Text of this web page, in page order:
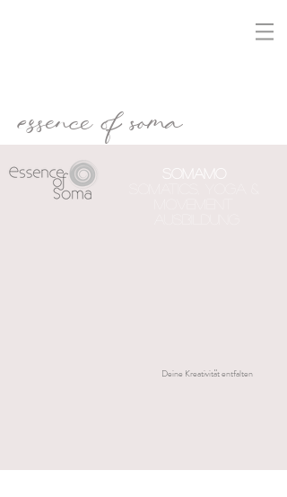
essence of soma
Deine Kreativität entfalten